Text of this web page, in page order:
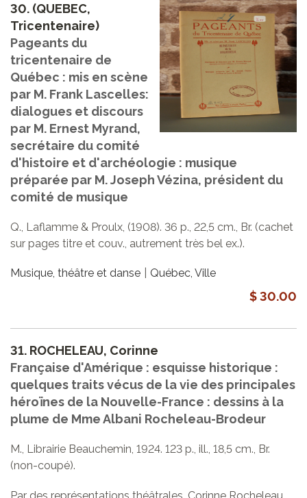
30. (QUEBEC,
Tricentenaire)
Pageants du
tricentenaire de
Québec : mis en scène
par M. Frank Lascelles:
dialogues et discours
par M. Ernest Myrand,
secrétaire du comité
d'histoire et d'archéologie : musique
préparée par M. Joseph Vézina, président du
comité de musique
Q., Laflamme & Proulx, (1908). 36 p., 22,5 cm., Br. (cachet
sur pages titre et couv., autrement très bel ex.).
Musique, théâtre et danse Québec, Ville
$ 30.00
31. ROCHELEAU, Corinne
Française d'Amérique : esquisse historique :
quelques traits vécus de la vie des principales
héroïnes de la Nouvelle-France : dessins à la
plume de Mme Albani Rocheleau-Brodeur
M., Librairie Beauchemin, 1924. 123 p., ill., 18,5 cm., Br.
(non-coupé).